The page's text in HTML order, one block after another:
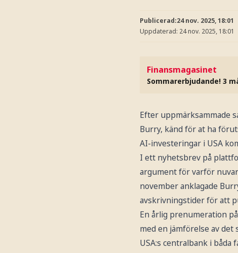
Publicerad:24 nov. 2025, 18:01
Uppdaterad: 24 nov. 2025, 18:01
Finansmagasinet
Sommarerbjudande! 3
Efter uppmärksammade
Burry, känd för at ha
AI-investeringar i USA
I ett nyhetsbrev på
argument för varför
november anklagade
avskrivningstider för att
En årlig prenumeration
med en jämförelse av
USA:s centralbank i båda